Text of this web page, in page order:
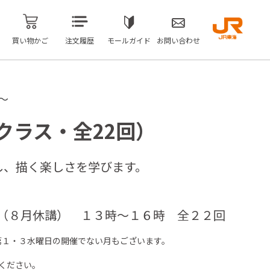
買い物かご 注文履歴 モールガイド お問い合わせ
ス・全22回）
描く楽しさを学びます。
８月休講） １３時～１６時 全２２回
曜日の開催でない月もございます。
さい。